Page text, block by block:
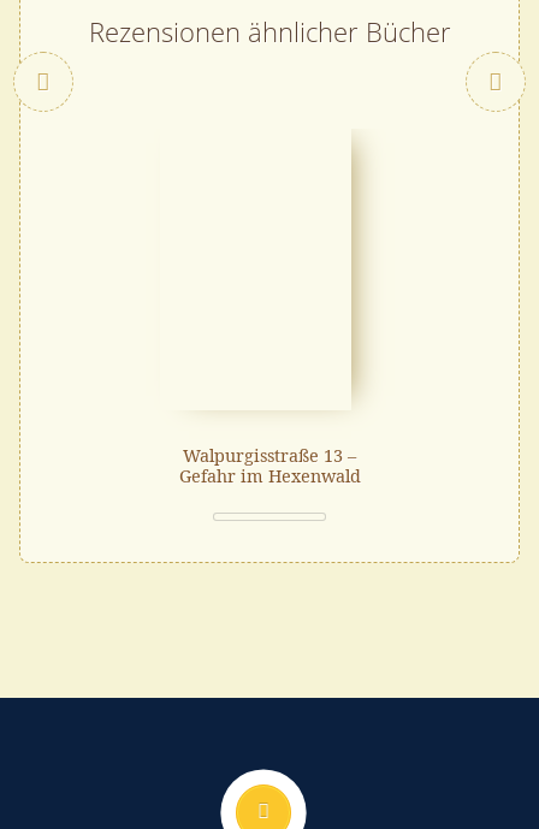
Rezensionen ähnlicher Bücher
Walpurgisstraße 13 –
Gefahr im Hexenwald